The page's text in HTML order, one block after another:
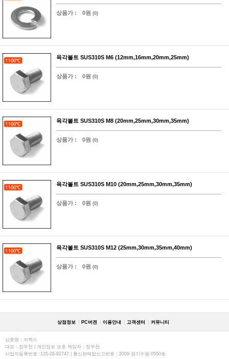
상품가 : 0원 (0)
육각볼트 SUS310S M6 (12mm,16mm,20mm,25mm)
상품가 : 0원 (0)
육각볼트 SUS310S M8 (20mm,25mm,30mm,35mm)
상품가 : 0원 (0)
육각볼트 SUS310S M10 (20mm,25mm,30mm,35mm)
상품가 : 0원 (0)
육각볼트 SUS310S M12 (25mm,30mm,35mm,40mm)
상품가 : 0원 (0)
상점정보 PC버젼 이용안내 고객센터 커뮤니티
상호명 : 쉬멕스
대표 : 장우천 | 개인정보 보호 책임자 : 장우천
사업자등록번호 :135-26-92747 | 통신판매업신고번호 : 2009-경기수원-0550호